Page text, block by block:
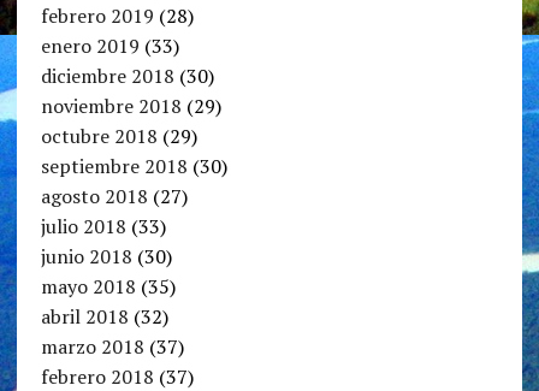
febrero 2019 (28)
enero 2019 (33)
diciembre 2018 (30)
noviembre 2018 (29)
octubre 2018 (29)
septiembre 2018 (30)
agosto 2018 (27)
julio 2018 (33)
junio 2018 (30)
mayo 2018 (35)
abril 2018 (32)
marzo 2018 (37)
febrero 2018 (37)